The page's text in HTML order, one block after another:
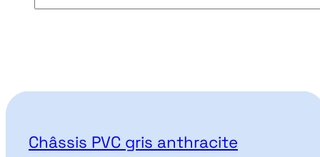
Nos projets
Châssis PVC gris anthracite